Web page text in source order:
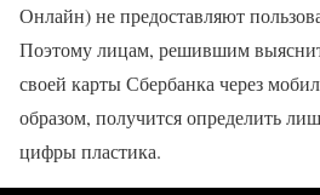
Онлайн) не предоставляют
Поэтому лицам, решившим
своей карты Сбербанка через
образом, получится определить
цифры пластика.